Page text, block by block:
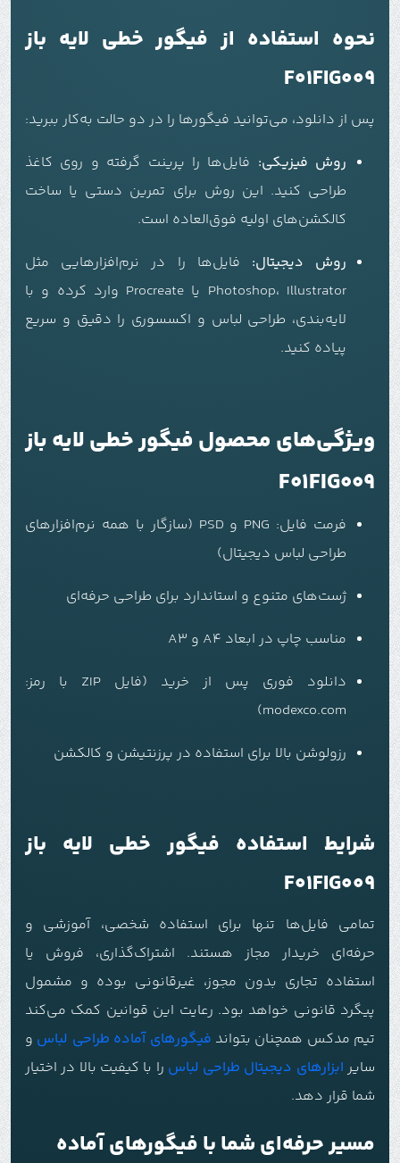
نحوه استفاده از فیگور خطی لایه باز
F01FIG009
پس از دانلود، می‌توانید فیگورها را در دو حالت به‌کار ببرید:
روش فیزیکی: فایل‌ها را پرینت گرفته و روی کاغذ
طراحی کنید. این روش برای تمرین دستی یا ساخت
کالکشن‌های اولیه فوق‌العاده است.
روش دیجیتال: فایل‌ها را در نرم‌افزارهایی مثل
Photoshop، Illustrator یا Procreate وارد کرده و با
لایه‌بندی، طراحی لباس و اکسسوری را دقیق و سریع
پیاده کنید.
ویژگی‌های محصول فیگور خطی لایه باز
F01FIG009
فرمت فایل: PNG و PSD (سازگار با همه نرم‌افزارهای
طراحی لباس دیجیتال)
ژست‌های متنوع و استاندارد برای طراحی حرفه‌ای
مناسب چاپ در ابعاد A4 و A3
دانلود فوری پس از خرید (فایل ZIP با رمز:
modexco.com)
رزولوشن بالا برای استفاده در پرزنتیشن و کالکشن
شرایط استفاده فیگور خطی لایه باز
F01FIG009
تمامی فایل‌ها تنها برای استفاده شخصی، آموزشی و
حرفه‌ای خریدار مجاز هستند. اشتراک‌گذاری، فروش یا
استفاده تجاری بدون مجوز، غیرقانونی بوده و مشمول
پیگرد قانونی خواهد بود. رعایت این قوانین کمک می‌کند
تیم مدکس همچنان بتواند فیگورهای آماده طراحی لباس و
سایر ابزارهای دیجیتال طراحی لباس را با کیفیت بالا در اختیار
شما قرار دهد.
مسیر حرفه‌ای شما با فیگورهای آماده